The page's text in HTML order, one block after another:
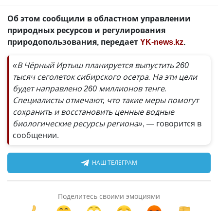
Об этом сообщили в областном управлении
природных ресурсов и регулирования
природопользования, передаетYK-news.kz.
«В Чёрный Иртыш планируется выпустить 260
тысяч сеголеток сибирского осетра. На эти цели
будет направлено 260 миллионов тенге.
Специалисты отмечают, что такие меры помогут
сохранить и восстановить ценные водные
биологические ресурсы региона», — говорится в
сообщении.
НАШ ТЕЛЕГРАМ
Поделитесь своими эмоциями